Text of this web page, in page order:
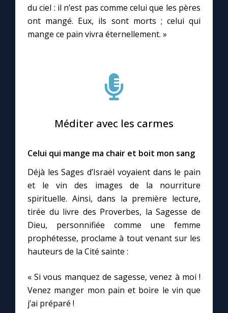
du ciel : il n’est pas comme celui que les pères
ont mangé. Eux, ils sont morts ; celui qui
mange ce pain vivra éternellement. »
Méditer avec les carmes
Celui qui mange ma chair et boit mon sang
Déjà les Sages d’Israël voyaient dans le pain
et le vin des images de la nourriture
spirituelle. Ainsi, dans la première lecture,
tirée du livre des Proverbes, la Sagesse de
Dieu, personnifiée comme une femme
prophétesse, proclame à tout venant sur les
hauteurs de la Cité sainte :
« Si vous manquez de sagesse, venez à moi !
Venez manger mon pain et boire le vin que
j’ai préparé !